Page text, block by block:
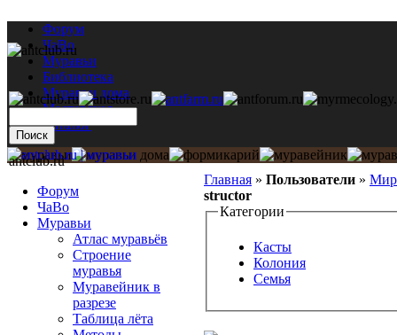
Форум
ЧаВо
Муравьи
Библиотека
Муравьи дома
Мастерская
Каталог
Главная » Пользователи »
structor
Категории
Касты
Колония
Семья
antclub.ru
Форум
ЧаВо
Муравьи
Атлас муравьёв
Строение
муравья
Муравейник в
разрезе
Таблица лёта